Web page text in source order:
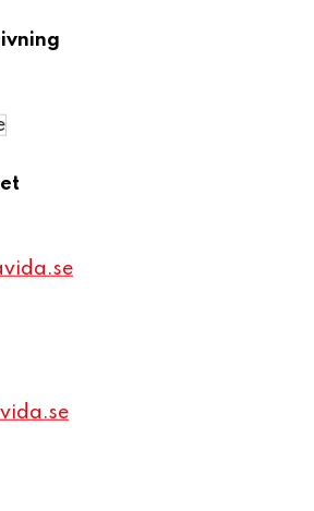
mer om våra tjänster